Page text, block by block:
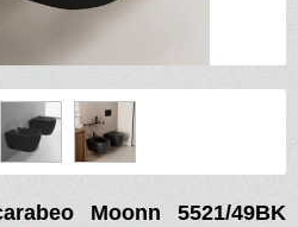
Moonn 5521/49BK